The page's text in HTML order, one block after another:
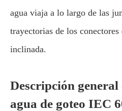
agua viaja a lo largo de las
trayectorias de los
inclinada.
Descripción general
agua de goteo IEC